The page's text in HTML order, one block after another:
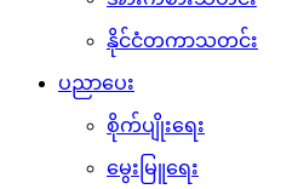
နိုင်ငံတကာသတင်း
ပညာပေး
စိုက်ပျိုးရေး
မွေးမြူရေး